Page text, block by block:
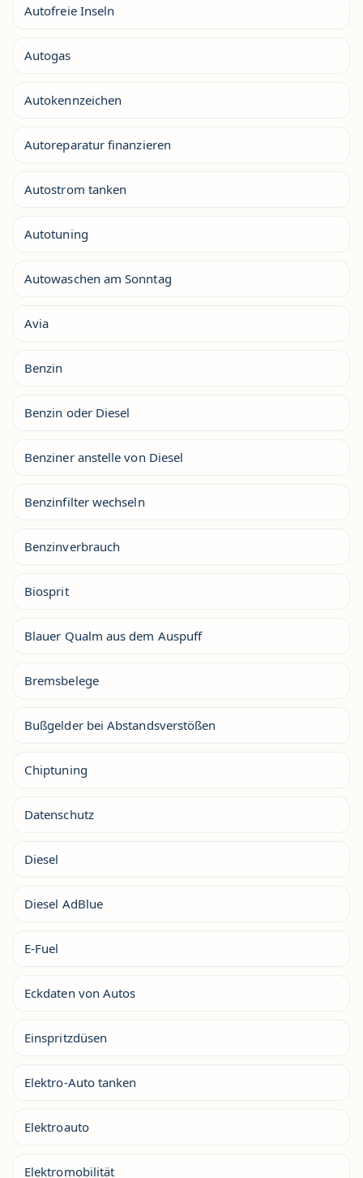
Autofreie Inseln
Autogas
Autokennzeichen
Autoreparatur finanzieren
Autostrom tanken
Autotuning
Autowaschen am Sonntag
Avia
Benzin
Benzin oder Diesel
Benziner anstelle von Diesel
Benzinfilter wechseln
Benzinverbrauch
Biosprit
Blauer Qualm aus dem Auspuff
Bremsbelege
Bußgelder bei Abstandsverstößen
Chiptuning
Datenschutz
Diesel
Diesel AdBlue
E-Fuel
Eckdaten von Autos
Einspritzdüsen
Elektro-Auto tanken
Elektroauto
Elektromobilität